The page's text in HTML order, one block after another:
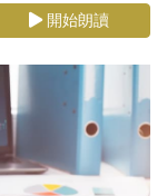
開始朗讀